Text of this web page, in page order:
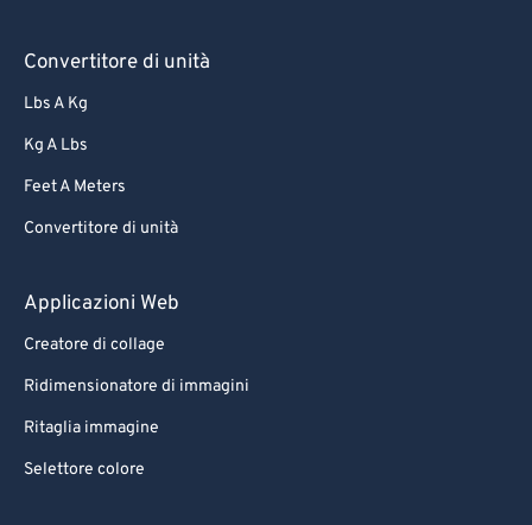
Convertitore di unità
Lbs A Kg
Kg A Lbs
Feet A Meters
Convertitore di unità
Applicazioni Web
Creatore di collage
Ridimensionatore di immagini
Ritaglia immagine
Selettore colore